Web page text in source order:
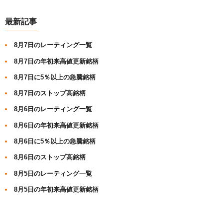
最新記事
8月7日のレーティング一覧
8月7日の年初来高値更新銘柄
8月7日に5％以上の急騰銘柄
8月7日のストップ高銘柄
8月6日のレーティング一覧
8月6日の年初来高値更新銘柄
8月6日に5％以上の急騰銘柄
8月6日のストップ高銘柄
8月5日のレーティング一覧
8月5日の年初来高値更新銘柄